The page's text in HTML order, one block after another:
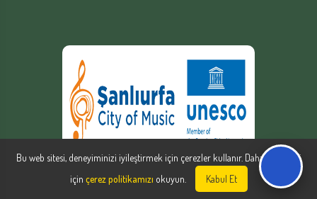
Şanlıurfa Büyükşehir Belediyesi | Yazılım Şube Müdürlüğü © Copyright
Bu web sitesi, deneyiminizi iyileştirmek için çerezler kullanır. Daha fazla bilgi
için çerez politikamızı okuyun. Kabul Et